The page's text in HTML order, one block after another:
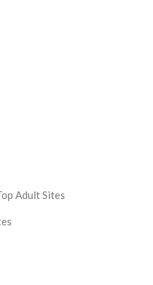
Adult Sites